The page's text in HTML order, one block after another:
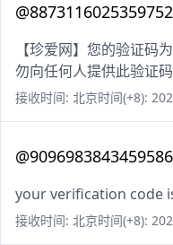
【珍爱网】您的验证码
勿向任何人提供此验证码
接收时间: 北京时间(+8):
your verification code
接收时间: 北京时间(+8):